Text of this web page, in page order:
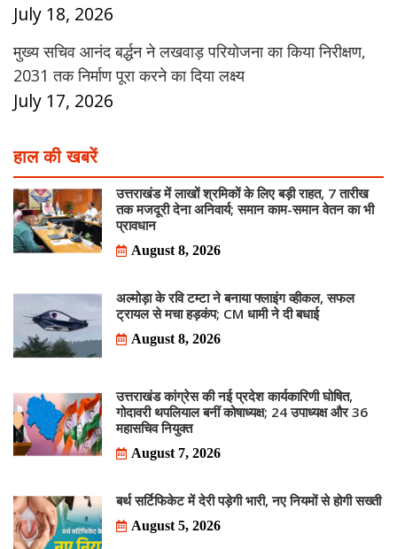
July 18, 2026
मुख्य सचिव आनंद बर्द्धन ने लखवाड़ परियोजना का किया निरीक्षण,
2031 तक निर्माण पूरा करने का दिया लक्ष्य
July 17, 2026
हाल की खबरें
उत्तराखंड में लाखों श्रमिकों के लिए बड़ी राहत, 7 तारीख
तक मजदूरी देना अनिवार्य; समान काम-समान वेतन का भी
प्रावधान
August 8, 2026
अल्मोड़ा के रवि टम्टा ने बनाया फ्लाइंग व्हीकल, सफल
ट्रायल से मचा हड़कंप; CM धामी ने दी बधाई
August 8, 2026
उत्तराखंड कांग्रेस की नई प्रदेश कार्यकारिणी घोषित,
गोदावरी थपलियाल बनीं कोषाध्यक्ष; 24 उपाध्यक्ष और 36
महासचिव नियुक्त
August 7, 2026
बर्थ सर्टिफिकेट में देरी पड़ेगी भारी, नए नियमों से होगी सख्ती
August 5, 2026